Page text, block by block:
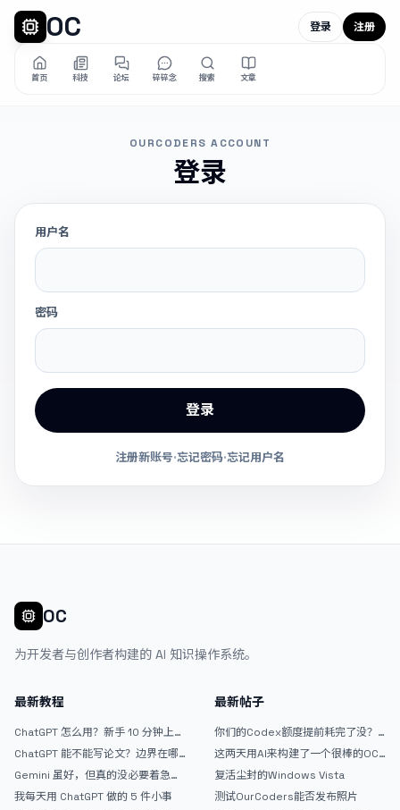
OC
首页 科技 论坛 碎碎念 搜索 文章
登录 注册
OURCODERS ACCOUNT
登录
用户名
密码
登录
注册新账号·忘记密码·忘记用户名
OC
为开发者与创作者构建的 AI 知识操作系统。
最新教程
ChatGPT 怎么用？新手 10 分钟上手
ChatGPT 能不能写论文？边界在哪
Gemini 虽好，但真的没必要着急放
弃 ChatGPT
我每天用 ChatGPT 做的 5 件小事
最新帖子
你们的Codex额度提前耗完了没？
戒断反应如何？
这两天用AI来构建了一个很棒的OC
论坛精华区
复活尘封的Windows Vista
测试OurCoders能否发布照片